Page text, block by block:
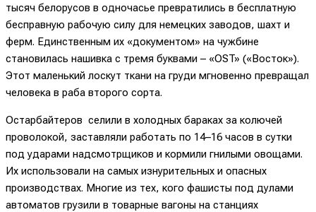
тысяч белорусов в одночасье превратились в бесплатную
бесправную рабочую силу для немецких заводов, шахт и
ферм. Единственным их «документом» на чужбине
становилась нашивка с тремя буквами – «OST» («Восток»).
Этот маленький лоскут ткани на груди мгновенно превращал
человека в раба второго сорта.
Остарбайтеров селили в холодных бараках за колючей
проволокой, заставляли работать по 14–16 часов в сутки
под ударами надсмотрщиков и кормили гнилыми овощами.
Их использовали на самых изнурительных и опасных
производствах. Многие из тех, кого фашисты под дулами
автоматов грузили в товарные вагоны на станциях